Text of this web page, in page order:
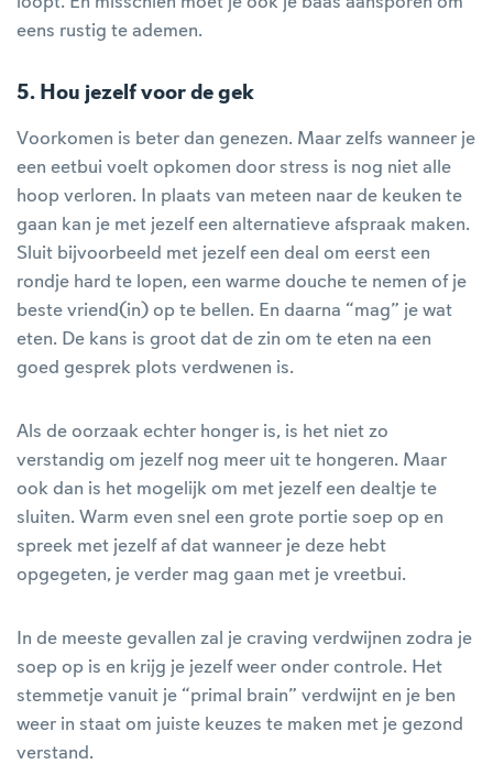
eens rustig te ademen.
5. Hou jezelf voor de gek
Voorkomen is beter dan genezen. Maar zelfs wanneer je
een eetbui voelt opkomen door stress is nog niet alle
hoop verloren. In plaats van meteen naar de keuken te
gaan kan je met jezelf een alternatieve afspraak maken.
Sluit bijvoorbeeld met jezelf een deal om eerst een
rondje hard te lopen, een warme douche te nemen of je
beste vriend(in) op te bellen. En daarna “mag” je wat
eten. De kans is groot dat de zin om te eten na een
goed gesprek plots verdwenen is.
Als de oorzaak echter honger is, is het niet zo
verstandig om jezelf nog meer uit te hongeren. Maar
ook dan is het mogelijk om met jezelf een dealtje te
sluiten. Warm even snel een grote portie soep op en
spreek met jezelf af dat wanneer je deze hebt
opgegeten, je verder mag gaan met je vreetbui.
In de meeste gevallen zal je craving verdwijnen zodra je
soep op is en krijg je jezelf weer onder controle. Het
stemmetje vanuit je “primal brain” verdwijnt en je ben
weer in staat om juiste keuzes te maken met je gezond
verstand.